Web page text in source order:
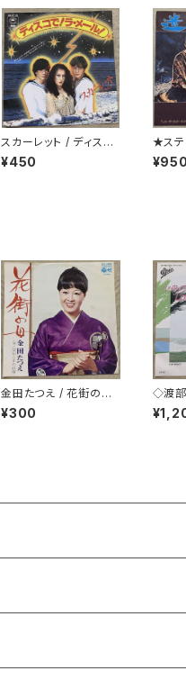
スカーレット / ディスコ
でラ・メール
¥450
★ステ
ー / 迷
¥950
金田たつえ / 花街の母
着物ジャケ
¥300
◇渡部
よう